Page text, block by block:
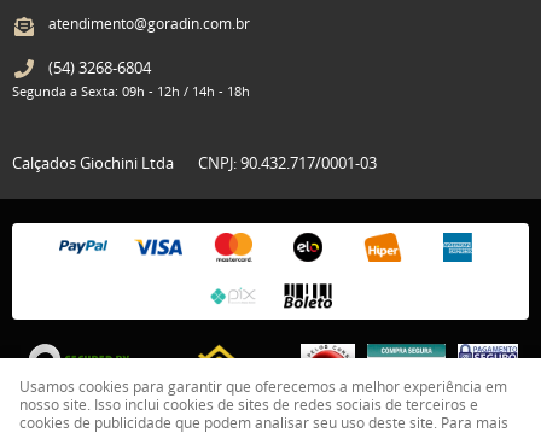
atendimento@goradin.com.br
(54)3268-6804
Segunda a Sexta: 09h - 12h / 14h - 18h
Calçados Giochini Ltda CNPJ: 90.432.717/0001-03
Usamos cookies para garantir que oferecemos a melhor experiência em
nosso site. Isso inclui cookies de sites de redes sociais de terceiros e
cookies de publicidade que podem analisar seu uso deste site. Para mais